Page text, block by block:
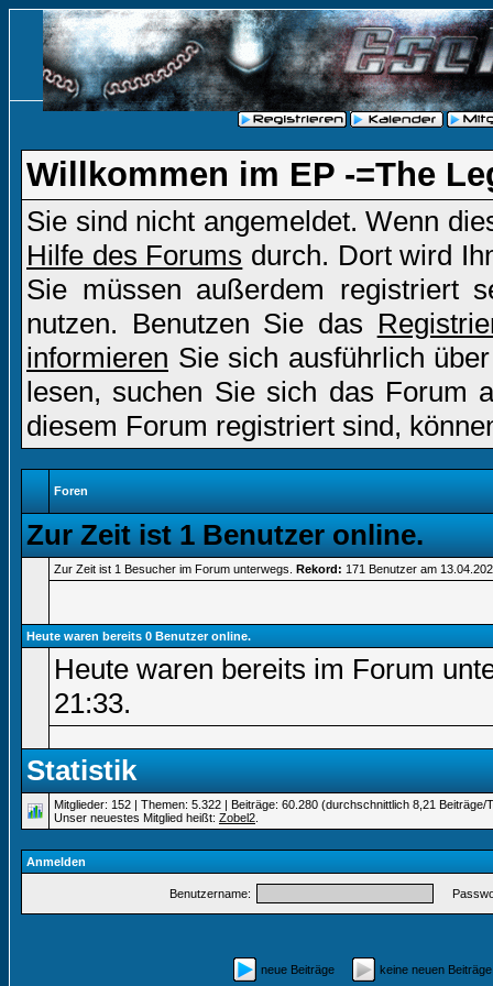
Willkommen im EP -=The
Sie sind nicht angemeldet. Wenn
Hilfe des Forums durch. Dort wird
Sie müssen außerdem registriert
nutzen. Benutzen Sie das
informieren Sie sich ausführlich
lesen, suchen Sie sich das Forum
diesem Forum registriert sind,
Foren
Zur Zeit ist 1 Benutzer online.
Zur Zeit ist 1 Besucher im Forum unterwegs. Rekord: 171 Benutzer am
Heute waren bereits 0 Benutzer online.
Heute waren bereits im Forum
21:33.
Statistik
Mitglieder: 152 | Themen: 5.322 | Beiträge: 60.280 (durchschnittlich 8,21 Beiträge/
Unser neuestes Mitglied heißt: Zobel2
Anmelden
Benutzername:
neue Beiträge keine neuen